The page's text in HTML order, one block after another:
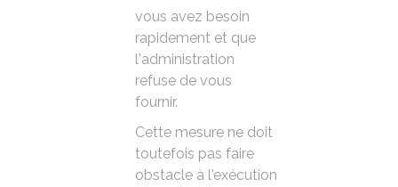
vous avez besoin
rapidement et que
l'administration
refuse de vous
fournir.
Cette mesure ne doit
toutefois pas faire
obstacle à l'exécution